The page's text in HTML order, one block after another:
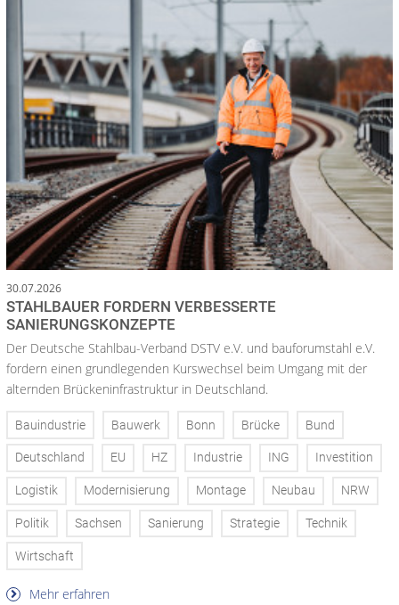
30.07.2026
STAHLBAUER FORDERN VERBESSERTE
SANIERUNGSKONZEPTE
Der Deutsche Stahlbau-Verband DSTV e.V. und bauforumstahl e.V.
fordern einen grundlegenden Kurswechsel beim Umgang mit der
alternden Brückeninfrastruktur in Deutschland.
Bauindustrie Bauwerk Bonn Brücke Bund
Deutschland EU HZ Industrie ING Investition
Logistik Modernisierung Montage Neubau NRW
Politik Sachsen Sanierung Strategie Technik
Wirtschaft
Mehr erfahren